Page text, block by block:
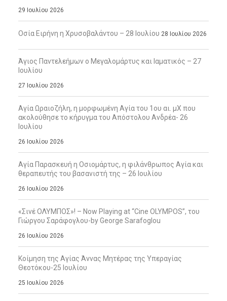
29 Ιουλίου 2026
Οσία Ειρήνη η Χρυσοβαλάντου – 28 Ιουλίου 28 Ιουλίου 2026
Άγιος Παντελεήμων ο Μεγαλομάρτυς και Ιαματικός – 27
Ιουλίου
27 Ιουλίου 2026
Αγία Ωραιοζήλη, η μορφωμένη Αγία του 1ου αι. μΧ που
ακολούθησε το κήρυγμα του Απόστολου Ανδρέα- 26
Ιουλίου
26 Ιουλίου 2026
Αγία Παρασκευή η Οσιομάρτυς, η φιλάνθρωπος Αγία και
θεραπευτής του βασανιστή της – 26 Ιουλίου
26 Ιουλίου 2026
«Σινέ ΟΛΥΜΠΟΣ»! – Now Playing at “Cine OLYMPOS”, του
Γιώργου Σαράφογλου-by George Sarafoglou
26 Ιουλίου 2026
Κοίμηση της Αγίας Άννας Μητέρας της Υπεραγίας
Θεοτόκου-25 Ιουλίου
25 Ιουλίου 2026